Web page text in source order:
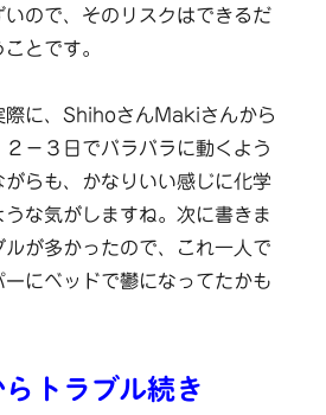
ので、そのリスクはできるだ
とです。
際に、ShihoさんMakiさんから
－３日でバラバラに動くよう
がらも、かなりいい感じに化学
な気がしますね。次に書きま
が多かったので、これ一人で
にベッドで鬱になってたかも
トラブル続き